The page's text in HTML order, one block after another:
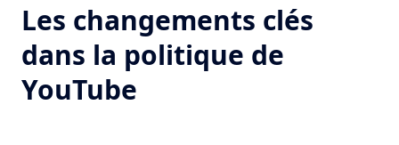
Les changements clés
dans la politique de
YouTube